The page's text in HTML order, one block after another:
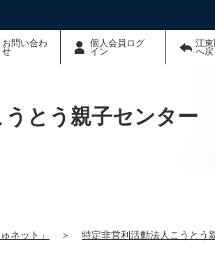
お問い合わ
せ
個人会員ログ
イン
江
へ戻
とう親子センター
ネット」 ＞ 特定非営利活動法人こうとう